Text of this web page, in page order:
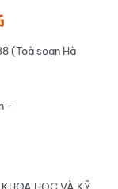
(Toà soạn Hà
-